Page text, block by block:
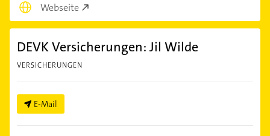
Webseite
DEVK Versicherungen: Jil Wilde
VERSICHERUNGEN
E-Mail